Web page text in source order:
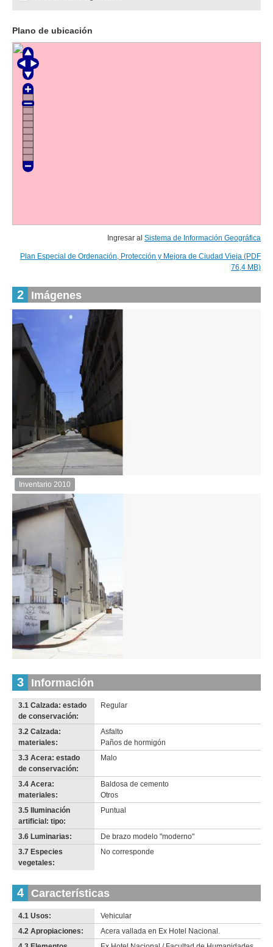
Plano de ubicación
Ingresar al Sistema de Información Geográfica
Plan Especial de Ordenación, Protección y Mejora de Ciudad Vieja (PDF
76,4 MB)
2 Imágenes
Inventario
Descargar
imagen
original
Inventario 2010
Inventario 2010
Piedras (P 1)
Inventario 2010
Piedras (P 1)
Anterior Pausa Siguiente
Inventario
2010
Descargar
imagen
original
3 Información
3.1 Calzada: estado
de conservación:
Regular
3.2 Calzada:
materiales:
Asfalto
Paños de hormigón
3.3 Acera: estado
de conservación:
Malo
3.4 Acera:
materiales:
Baldosa de cemento
Otros
3.5 Iluminación
artificial: tipo:
Puntual
3.6 Luminarias:
De brazo modelo "moderno"
3.7 Especies
vegetales:
No corresponde
4 Características
4.1 Usos:
Vehicular
4.2 Apropiaciones:
Acera vallada en Ex Hotel Nacional.